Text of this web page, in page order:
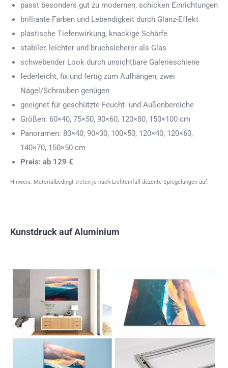
passt besonders gut zu modernen, schicken Einrichtungen
brilliante Farben und Lebendigkeit durch Glanz-Effekt
plastische Tiefenwirkung, knackige Schärfe
stabiler, leichter und bruchsicherer als Glas
schwebender Look durch unsichtbare Galerieschiene
federleicht, fix und fertig zum Aufhängen, zwei
Nägel/Schrauben genügen
geeignet für geschützte Feucht- und Außenbereiche
Größen: 60×40, 75×50, 90×60, 120×80, 150×100 cm
Panoramen: 80×40, 90×30, 100×50, 120×40, 120×60,
140×70, 150×50 cm
Preis: ab 129 €
Hinweis: Materialbedingt treten je nach Lichteinfall dezente Spiegelungen auf.
Kunstdruck auf Aluminium